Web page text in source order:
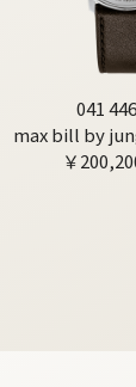
041
max bill by
￥